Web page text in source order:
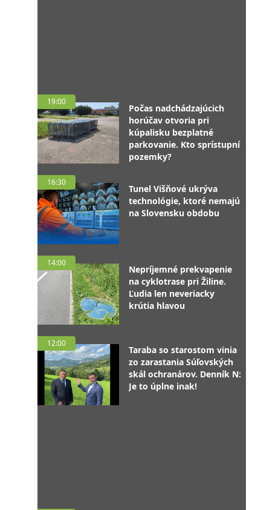
19:00
Počas nadchádzajúcich
horúčav otvoria pri
kúpalisku bezplatné
parkovanie. Kto sprístupní
pozemky?
16:30
Tunel Višňové ukrýva
technológie, ktoré nemajú
na Slovensku obdobu
14:00
Nepríjemné prekvapenie
na cyklotrase pri Žiline.
Ľudia len neveriacky
krútia hlavou
12:00
Taraba so starostom vinia
zo zarastania Súľovských
skál ochranárov. Denník N:
Je to úplne inak!